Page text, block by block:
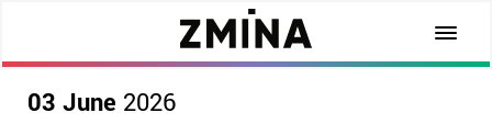
03 June 2026